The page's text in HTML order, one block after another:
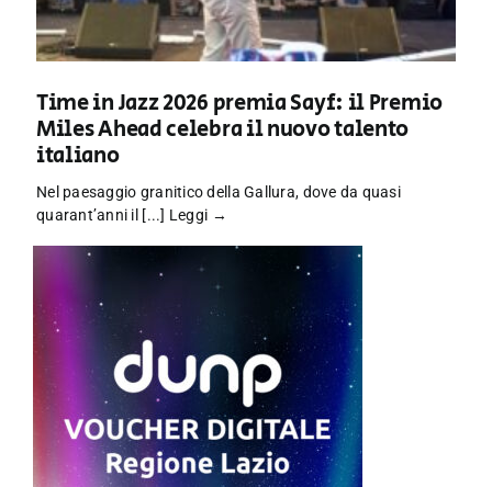
Time in Jazz 2026 premia Sayf: il Premio
Miles Ahead celebra il nuovo talento
italiano
Nel paesaggio granitico della Gallura, dove da quasi
quarant’anni il [...] Leggi →